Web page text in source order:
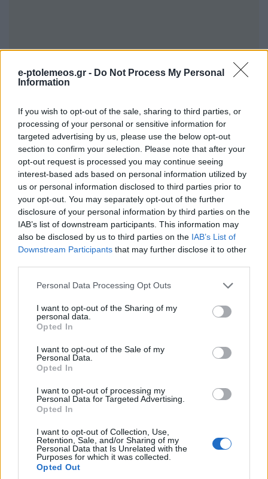
e-ptolemeos.gr - Do Not Process My Personal
Information
If you wish to opt-out of the sale, sharing to third parties, or
processing of your personal or sensitive information for
targeted advertising by us, please use the below opt-out
section to confirm your selection. Please note that after your
opt-out request is processed you may continue seeing
interest-based ads based on personal information utilized by
us or personal information disclosed to third parties prior to
your opt-out. You may separately opt-out of the further
disclosure of your personal information by third parties on the
IAB’s list of downstream participants. This information may
also be disclosed by us to third parties on the IAB’s List of
Downstream Participants that may further disclose it to other
Please note that this website/app uses one or more Google
not limited to your visit or usage behaviour. You may click to
grant or deny consent to Google and its third-party tags to
use your data for below specified purposes in below Google
consent section.
Personal Data Processing Opt Outs
I want to opt-out of the Sharing of my
personal data.
Opted In
I want to opt-out of the Sale of my
Personal Data.
Opted In
I want to opt-out of processing my
Personal Data for Targeted Advertising.
Opted In
I want to opt-out of Collection, Use,
Retention, Sale, and/or Sharing of my
Personal Data that Is Unrelated with the
Purposes for which it was collected.
Opted Out